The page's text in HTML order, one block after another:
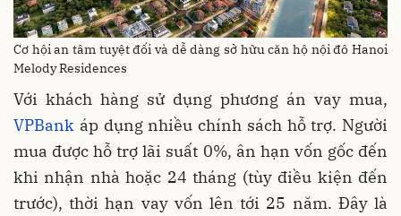
Cơ hội an tâm tuyệt đối và dễ dàng sở hữu căn hộ nội đô Hanoi
Melody Residences
Với khách hàng sử dụng phương án vay mua,
VPBank áp dụng nhiều chính sách hỗ trợ. Người
mua được hỗ trợ lãi suất 0%, ân hạn vốn gốc đến
khi nhận nhà hoặc 24 tháng (tùy điều kiện đến
trước), thời hạn vay vốn lên tới 25 năm. Đây là